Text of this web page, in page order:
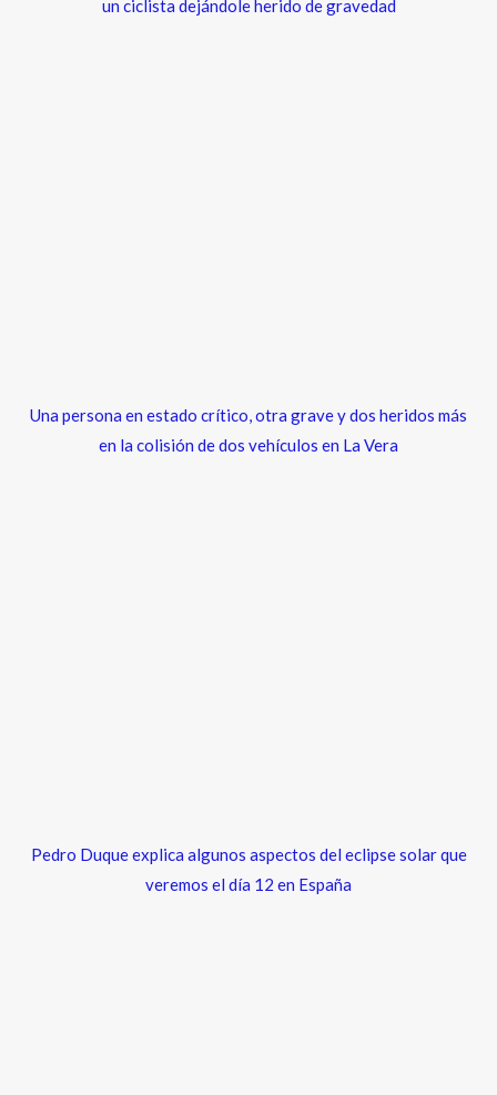
un ciclista dejándole herido de gravedad
Una persona en estado crítico, otra grave y dos heridos más
en la colisión de dos vehículos en La Vera
Pedro Duque explica algunos aspectos del eclipse solar que
veremos el día 12 en España